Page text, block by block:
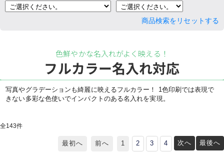
商品検索をリセットする
色鮮やかな名入れがよく映える！
フルカラー名入れ対応
写真やグラデーションも綺麗に映えるフルカラー！
1色印刷では表現で
きない多彩な色使いでインパクトのある名入れを実現。
全143件
最後へ
次へ
4
3
2
1
前へ
最初へ